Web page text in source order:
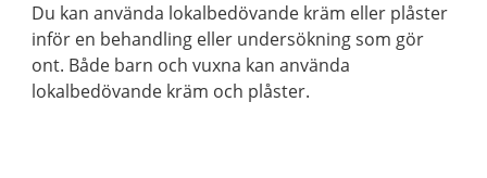
Du kan använda lokalbedövande kräm eller plåster
inför en behandling eller undersökning som gör
ont. Både barn och vuxna kan använda
lokalbedövande kräm och plåster.